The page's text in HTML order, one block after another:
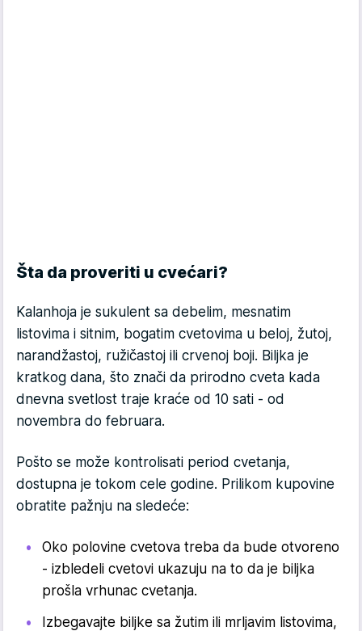
Šta da proveriti u cvećari?
Kalanhoja je sukulent sa debelim, mesnatim
listovima i sitnim, bogatim cvetovima u beloj, žutoj,
narandžastoj, ružičastoj ili crvenoj boji. Biljka je
kratkog dana, što znači da prirodno cveta kada
dnevna svetlost traje kraće od 10 sati - od
novembra do februara.
Pošto se može kontrolisati period cvetanja,
dostupna je tokom cele godine. Prilikom kupovine
obratite pažnju na sledeće:
Oko polovine cvetova treba da bude otvoreno
- izbledeli cvetovi ukazuju na to da je biljka
prošla vrhunac cvetanja.
Izbegavajte biljke sa žutim ili mrljavim listovima,